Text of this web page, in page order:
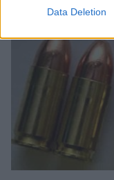
Data Deletion